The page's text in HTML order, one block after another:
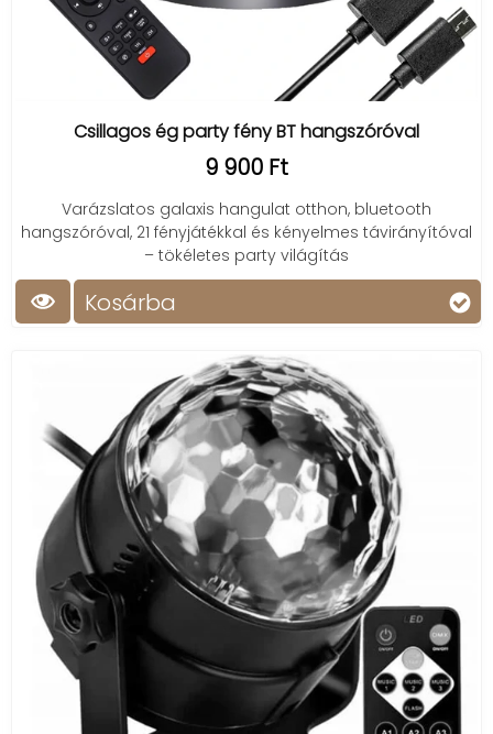
Csillagos ég party fény BT hangszóróval
9 900 Ft
Varázslatos galaxis hangulat otthon, bluetooth
hangszóróval, 21 fényjátékkal és kényelmes távirányítóval
– tökéletes party világítás
Kosárba